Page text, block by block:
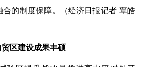
合的制度保障。（经济日报记者 覃皓
区建设成果丰硕